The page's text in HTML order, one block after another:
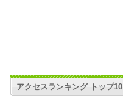
アクセスランキング トップ10